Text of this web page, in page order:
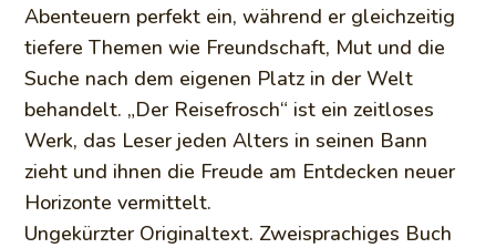
Abenteuern perfekt ein, während er gleichzeitig
tiefere Themen wie Freundschaft, Mut und die
Suche nach dem eigenen Platz in der Welt
behandelt. „Der Reisefrosch“ ist ein zeitloses
Werk, das Leser jeden Alters in seinen Bann
zieht und ihnen die Freude am Entdecken neuer
Horizonte vermittelt.
Ungekürzter Originaltext. Zweisprachiges Buch